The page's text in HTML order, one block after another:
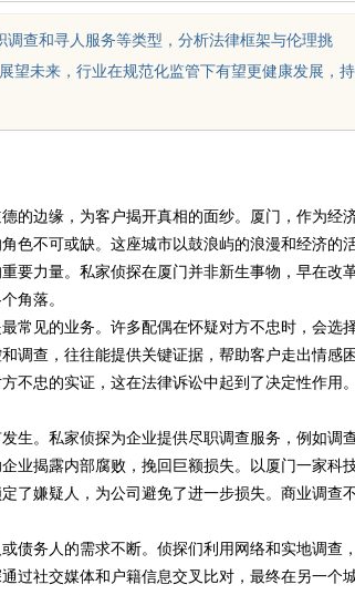
查和寻人服务等类型，分析法律框架与伦理挑
望未来，行业在规范化监管下有望更健康发展，持
的边缘，为客户揭开真相的面纱。厦门，作为经
色不可或缺。这座城市以鼓浪屿的浪漫和经济的
要力量。私家侦探在厦门并非新生事物，早在改
角落。
常见的业务。许多配偶在怀疑对方不忠时，会选
调查，往往能提供关键证据，帮助客户走出情感
不忠的实证，这在法律诉讼中起到了决定性作用
生。私家侦探为企业提供尽职调查服务，例如调
业揭露内部腐败，挽回巨额损失。以厦门一家科
了嫌疑人，为公司避免了进一步损失。商业调查
债务人的需求不断。侦探们利用网络和实地调查
过社交媒体和户籍信息交叉比对，最终在另一个
线影院的发展趋势与观影体验全面